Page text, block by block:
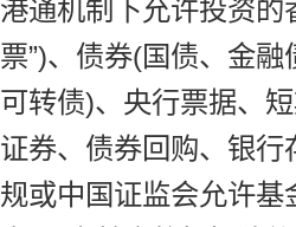
港通机制下允许投资的
票”)、债券(国债、金
可转债)、央行票据、
证券、债券回购、银
规或中国证监会允许